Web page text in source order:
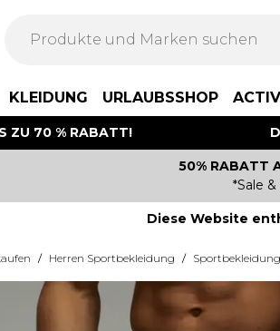
KLEIDUNG URLAUBSSHOP
ZU 70 % RABATT!
50% RABATT
*Sale
Diese Website
/ Herren Sportbekleidung / Sportbekleidung